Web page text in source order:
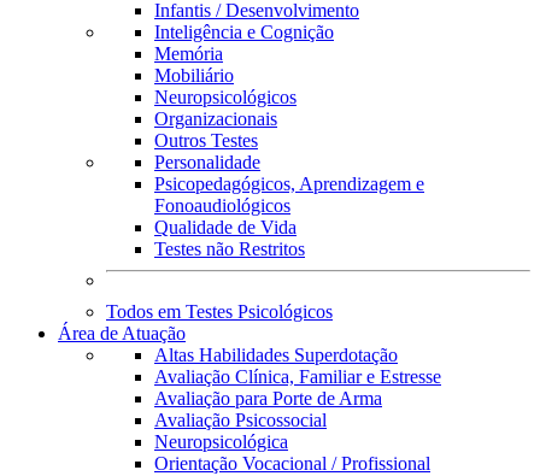
Infantis / Desenvolvimento
Inteligência e Cognição
Memória
Mobiliário
Neuropsicológicos
Organizacionais
Outros Testes
Personalidade
Psicopedagógicos, Aprendizagem e
Fonoaudiológicos
Qualidade de Vida
Testes não Restritos
Todos em Testes Psicológicos
Área de Atuação
Altas Habilidades Superdotação
Avaliação Clínica, Familiar e Estresse
Avaliação para Porte de Arma
Avaliação Psicossocial
Neuropsicológica
Orientação Vocacional / Profissional